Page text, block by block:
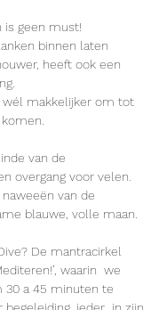
is geen must!
binnen laten
heeft ook een
wél makkelijker om tot
van de
overgang voor velen.
van de
blauwe, volle maan.
De mantracirkel
waarin  we
a 45 minuten te